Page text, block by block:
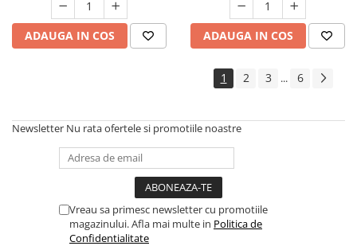
ADAUGA IN COS ADAUGA IN COS
1 2 3 ... 6
Newsletter Nu rata ofertele si promotiile noastre
Vreau sa primesc newsletter cu promotiile
magazinului. Afla mai multe in Politica de
Confidentialitate